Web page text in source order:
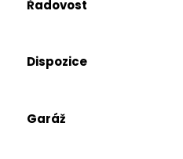
Řadovost
Dispozice
Garáž